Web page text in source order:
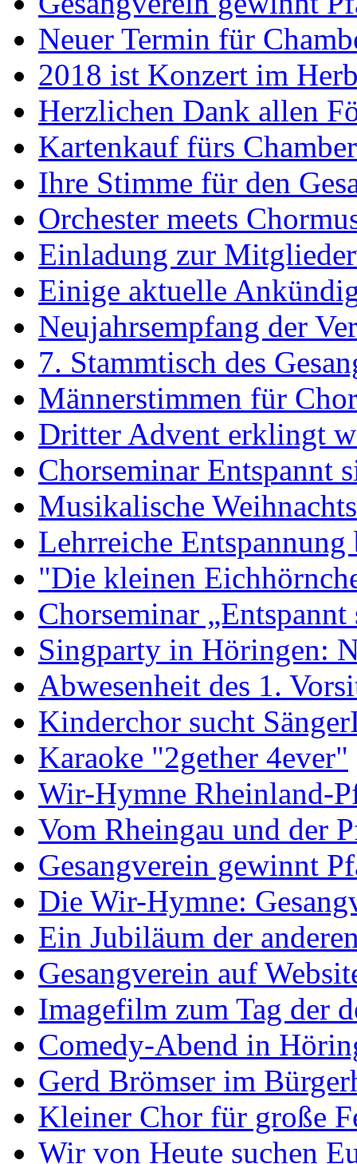
Neuer Termin für
2018 ist Konzert im
Herzlichen Dank allen
Kartenkauf fürs
Ihre Stimme für den
Orchester meets
Einladung zur
Einige aktuelle
Neujahrsempfang der
7. Stammtisch des
Männerstimmen für
Dritter Advent erklingt
Chorseminar Entspannt
Musikalische
Lehrreiche
"Die kleinen
Chorseminar
Singparty in Höringen:
Abwesenheit des 1.
Kinderchor sucht
Karaoke "2gether 4ever"
Wir-Hymne Rheinland-
Vom Rheingau und der
Gesangverein gewinnt
Die Wir-Hymne:
Ein Jubiläum der
Gesangverein auf
Imagefilm zum Tag der
Comedy-Abend in
Gerd Brömser im
Kleiner Chor für große
Wir von Heute suchen